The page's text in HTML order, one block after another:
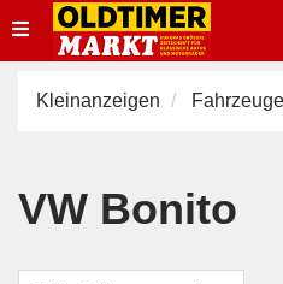
Toggle
navigation
Kleinanzeigen Fahrzeuge
VW Bonito